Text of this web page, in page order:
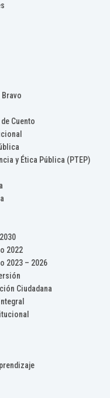
Cuento
y Ética Pública (PTEP)
2022
2023 – 2026
Ciudadana